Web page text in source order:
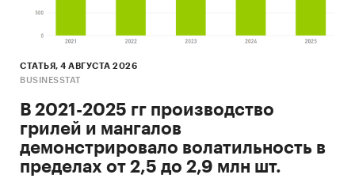
СТАТЬЯ, 4 АВГУСТА 2026
BUSINESSTAT
В 2021-2025 гг производство
грилей и мангалов
демонстрировало волатильность в
пределах от 2,5 до 2,9 млн шт.